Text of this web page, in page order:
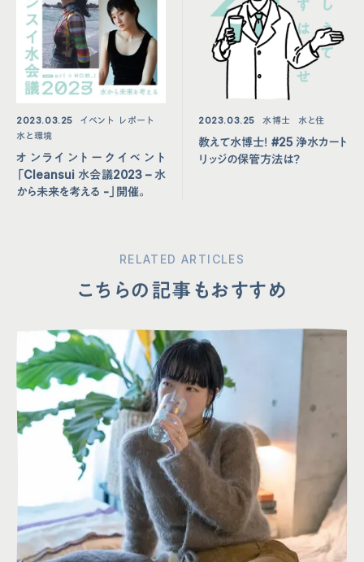
2023.03.25 イベント
レポート
水と環境
オンライントークイベント
「Cleansui 水会議2023 – 水
から未来を考える -」開催。
2023.03.25 水博士 水と住
教えて水博士！ #25 浄水カート
リッジの保管方法は？
RELATED ARTICLES
こちらの記事もおすすめ